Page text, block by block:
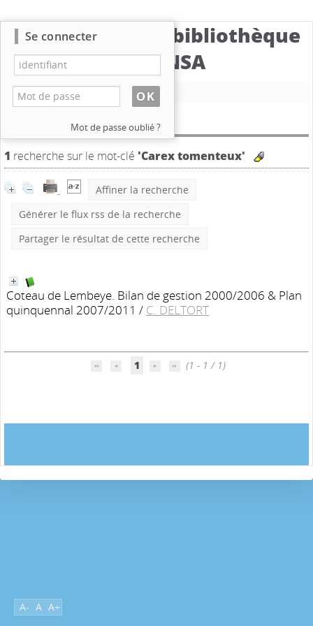
Catalogue de la bibliothèque
du CBNSA
Nouvelle recherche
Résultat de la recherche
1 recherche sur le mot-clé 'Carex tomenteux'
Affiner la recherche
Générer le flux rss de la recherche
Partager le résultat de cette recherche
Coteau de Lembeye. Bilan de gestion 2000/2006 & Plan
quinquennal 2007/2011 / C. DELTORT
1 (1 - 1 / 1)
A- A A+
Se connecter
Mot de passe oublié ?